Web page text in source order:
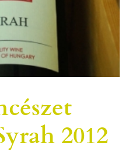
2012